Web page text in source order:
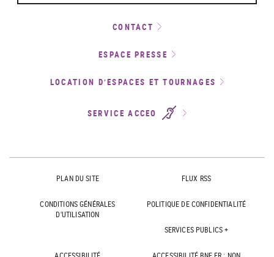
CONTACT
ESPACE PRESSE
LOCATION D’ESPACES ET TOURNAGES
SERVICE ACCEO
PLAN DU SITE FLUX RSS
CONDITIONS GÉNÉRALES
D'UTILISATION
POLITIQUE DE CONFIDENTIALITÉ
SERVICES PUBLICS +
ACCESSIBILITÉ ACCESSIBILITÉ BNF.FR : NON